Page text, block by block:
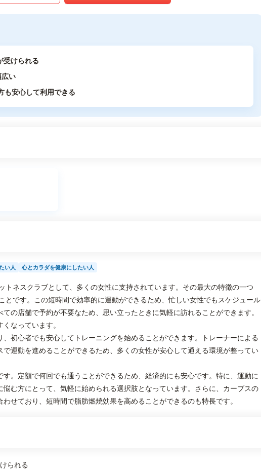
受けられる
い
も安心して利用できる
い人 心とカラダを健康にしたい人
トネスクラブとして、多くの女性に支持されています。その最大の特徴の一つ
とです。この短時間で効率的に運動ができるため、忙しい女性でもスケジュール
の店舗で予約が不要なため、思い立ったときに気軽に訪れることができます。
なっています。
初心者でも安心してトレーニングを始めることができます。トレーナーによる
運動を進めることができるため、多くの女性が安心して通える環境が整ってい
。定額で何回でも通うことができるため、経済的にも安心です。特に、運動に
む方にとって、気軽に始められる選択肢となっています。さらに、カーブスの
せており、短時間で脂肪燃焼効果を高めることができるのも特長です。
られる